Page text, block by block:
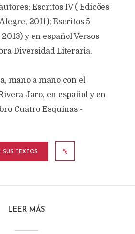
Escritos IV ( Edicões
2011); Escritos 5
y en español Versos
Diversidad Literaria,
mano a mano con el
Jaro, en español y en
Cuatro Esquinas -
SUS TEXTOS
LEER MÁS